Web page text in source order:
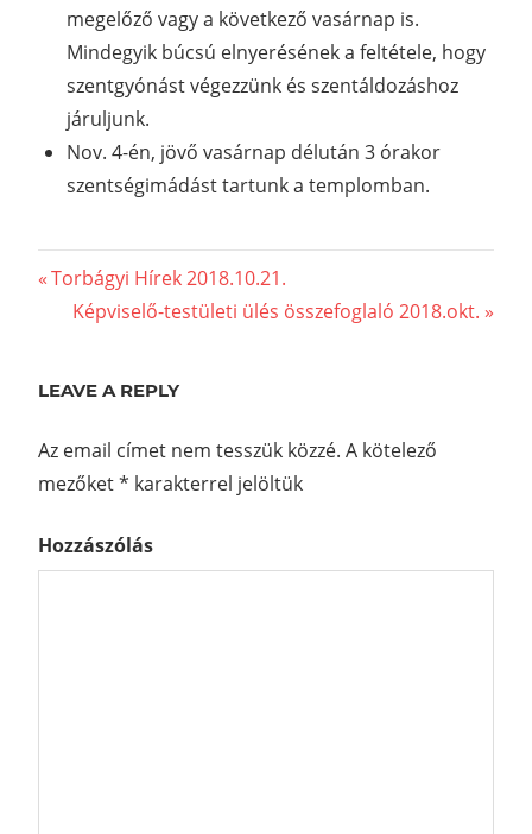
megelőző vagy a következő vasárnap is.
Mindegyik búcsú elnyerésének a feltétele, hogy
szentgyónást végezzünk és szentáldozáshoz
járuljunk.
Nov. 4-én, jövő vasárnap délután 3 órakor
szentségimádást tartunk a templomban.
Bejegyzés
Previous
Post:
Torbágyi Hírek 2018.10.21.
Next
Képviselő-testületi ülés összefoglaló 2018.okt.
LEAVE A REPLY
Az email címet nem tesszük közzé. A kötelező
mezőket* karakterrel jelöltük
Hozzászólás